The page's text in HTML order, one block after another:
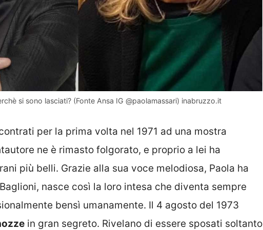
si sono lasciati? (Fonte Ansa IG @paolamassari) inabruzzo.it
per la prima volta nel 1971 ad una mostra
ne è rimasto folgorato, e proprio a lei ha
più belli. Grazie alla sua voce melodiosa, Paola ha
nasce così la loro intesa che diventa sempre
bensì umanamente. Il 4 agosto del 1973
in gran segreto. Rivelano di essere sposati soltanto